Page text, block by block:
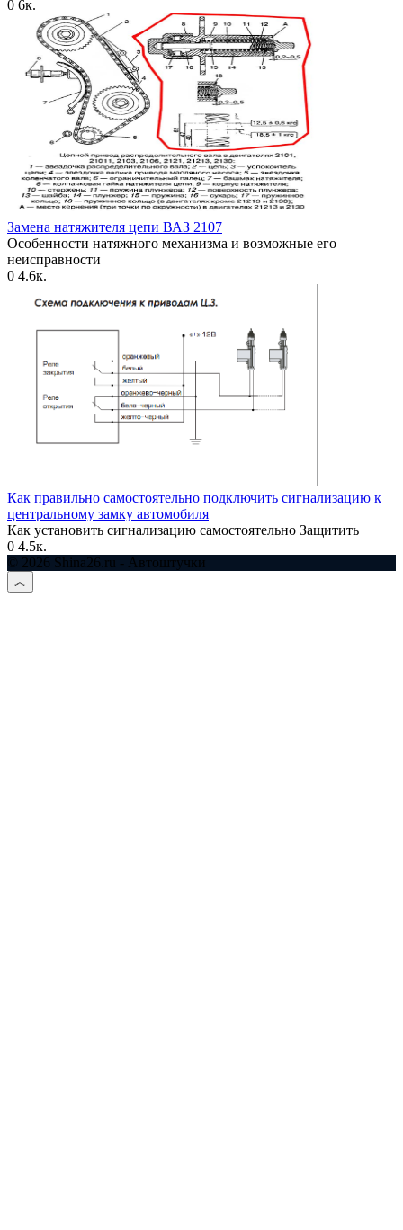
0 6к.
Замена натяжителя цепи ВАЗ 2107
Особенности натяжного механизма и возможные его
неисправности
0 4.6к.
Как правильно самостоятельно подключить сигнализацию к
центральному замку автомобиля
Как установить сигнализацию самостоятельно Защитить
0 4.5к.
© 2026 Shina26.ru - Автоштучки